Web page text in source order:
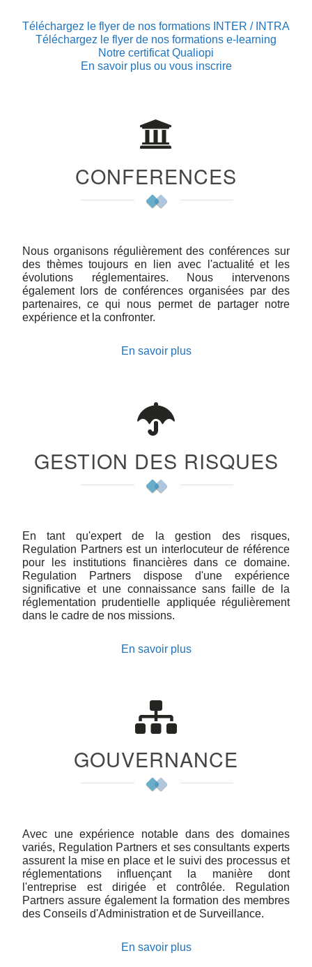
Téléchargez le flyer de nos formations INTER / INTRA
Téléchargez le flyer de nos formations e-learning
Notre certificat Qualiopi
En savoir plus ou vous inscrire
CONFERENCES
Nous organisons régulièrement des conférences sur
des thèmes toujours en lien avec l'actualité et les
évolutions réglementaires. Nous intervenons
également lors de conférences organisées par des
partenaires, ce qui nous permet de partager notre
expérience et la confronter.
En savoir plus
GESTION DES RISQUES
En tant qu'expert de la gestion des risques,
Regulation Partners est un interlocuteur de référence
pour les institutions financières dans ce domaine.
Regulation Partners dispose d'une expérience
significative et une connaissance sans faille de la
réglementation prudentielle appliquée régulièrement
dans le cadre de nos missions.
En savoir plus
GOUVERNANCE
Avec une expérience notable dans des domaines
variés, Regulation Partners et ses consultants experts
assurent la mise en place et le suivi des processus et
réglementations influençant la manière dont
l'entreprise est dirigée et contrôlée. Regulation
Partners assure également la formation des membres
des Conseils d'Administration et de Surveillance.
En savoir plus